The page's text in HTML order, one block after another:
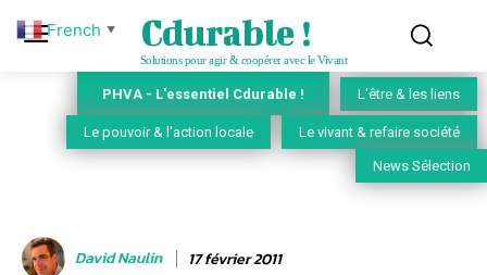
Cdurable !
Solutions pour agir & coopérer avec le Vivant
PHVA - L'essentiel Cdurable ! L'être & les liens
Le pouvoir & l'action locale Le vivant & refaire société
News Sélection
David Naulin 17 février 2011
French ▼